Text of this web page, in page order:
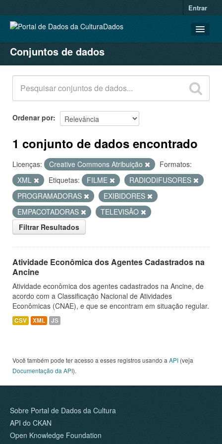
Entrar
CONJUNTOS DE DADOS
ORGANIZAÇÕES
GRUPOS
SOBRE
Conjuntos de dados
Ordenar por
1 conjunto de dados encontrado
Licenças: Creative Commons Atribuição
Formatos:
XML
Etiquetas: FILME
RADIODIFUSORES
PROGRAMADORAS
EXIBIDORES
EMPACOTADORAS
TELEVISÃO
Filtrar Resultados
Atividade Econômica dos Agentes Cadastrados na
Ancine
Atividade econômica dos agentes cadastrados na Ancine, de
acordo com a Classificação Nacional de Atividades
Econômicas (CNAE), e que se encontram em situação regular.
CSV XML JS
Você também pode ter acesso a esses registros usando a API (veja
Documentação da API).
Sobre Portal de Dados da Cultura
API do CKAN
Open Knowledge Foundation